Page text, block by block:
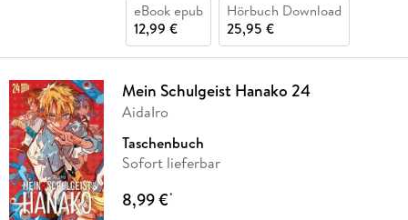
eBook epub
12,99 €
Hörbuch Download
25,95 €
Mein Schulgeist Hanako 24
AidaIro
Taschenbuch
Sofort lieferbar
8,99 €*